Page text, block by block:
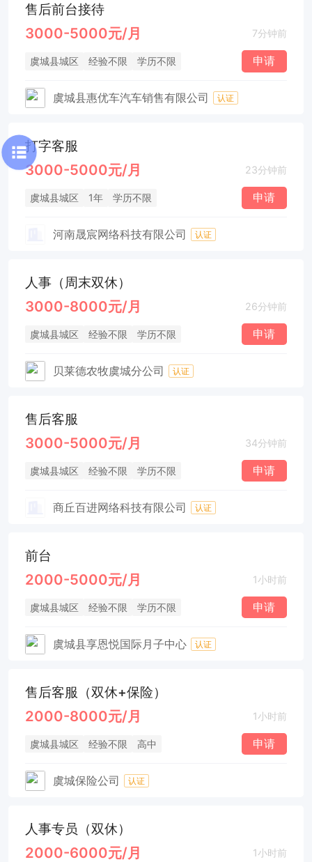
售后前台接待
3000-5000元/月 7分钟前
虞城县城区 经验不限 学历不限 申请
虞城县惠优车汽车销售有限公司 认证
打字客服
3000-5000元/月 23分钟前
虞城县城区 1年 学历不限 申请
河南晟宸网络科技有限公司 认证
人事（周末双休）
3000-8000元/月 26分钟前
虞城县城区 经验不限 学历不限 申请
贝莱德农牧虞城分公司 认证
售后客服
3000-5000元/月 34分钟前
虞城县城区 经验不限 学历不限 申请
商丘百进网络科技有限公司 认证
前台
2000-5000元/月 1小时前
虞城县城区 经验不限 学历不限 申请
虞城县享恩悦国际月子中心 认证
售后客服（双休+保险）
2000-8000元/月 1小时前
虞城县城区 经验不限 高中 申请
虞城保险公司 认证
人事专员（双休）
2000-6000元/月 1小时前